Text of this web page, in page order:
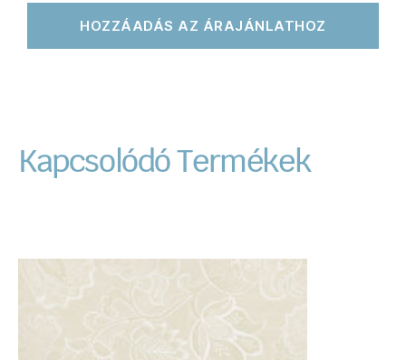
HOZZÁADÁS AZ ÁRAJÁNLATHOZ
Kapcsolódó Termékek